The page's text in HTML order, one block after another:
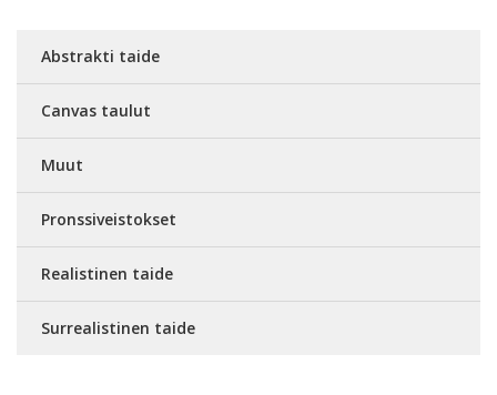
Abstrakti taide
Canvas taulut
Muut
Pronssiveistokset
Realistinen taide
Surrealistinen taide